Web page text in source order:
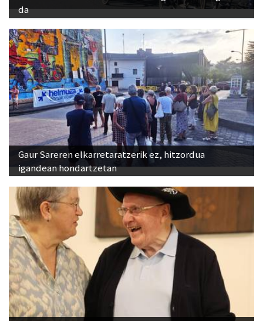
da
Gaur Sareren elkarretaratzerik ez, hitzordua
igandean hondartzetan